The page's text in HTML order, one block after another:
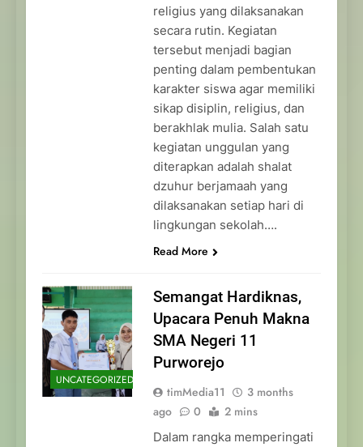
religius yang dilaksanakan
secara rutin. Kegiatan
tersebut menjadi bagian
penting dalam pembentukan
karakter siswa agar memiliki
sikap disiplin, religius, dan
berakhlak mulia. Salah satu
kegiatan unggulan yang
diterapkan adalah shalat
dzuhur berjamaah yang
dilaksanakan setiap hari di
lingkungan sekolah….
Read More
UNCATEGORIZED
Semangat Hardiknas,
Upacara Penuh Makna
SMA Negeri 11
Purworejo
timMedia11
3 months
ago
0 2 mins
Dalam rangka memperingati